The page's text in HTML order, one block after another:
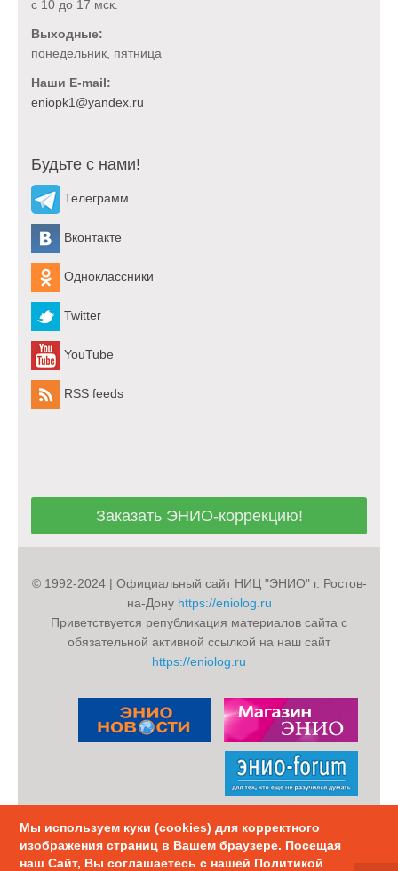
Мы используем куки (cookies) для корректного
изображения страниц в Вашем браузере. Посещая
наш Сайт, Вы соглашаетесь с нашей Политикой
с 10 до 17 мск.
Выходные:
понедельник, пятница
Наши E-mail:
Будьте с нами!
Телеграмм
Вконтакте
Одноклассники
Twitter
YouTube
RSS feeds
Заказать ЭНИО-коррекцию!
© 1992-2024 | Официальный сайт НИЦ "ЭНИО" г. Ростов-
на-Дону https://eniolog.ru
Приветствуется републикация материалов сайта с
обязательной активной ссылкой на наш сайт
https://eniolog.ru
Политика конфиденциальности
Карта Сайта
Карта тэгов